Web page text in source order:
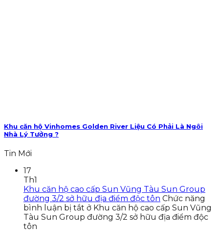
Khu căn hộ Vinhomes Golden River Liệu Có Phải Là Ngôi
Nhà Lý Tưởng ?
Tin Mới
17
Th1
Khu căn hộ cao cấp Sun Vũng Tàu Sun Group
đường 3/2 sở hữu địa điểm độc tôn Chức năng
bình luận bị tắt ở Khu căn hộ cao cấp Sun Vũng
Tàu Sun Group đường 3/2 sở hữu địa điểm độc
tôn